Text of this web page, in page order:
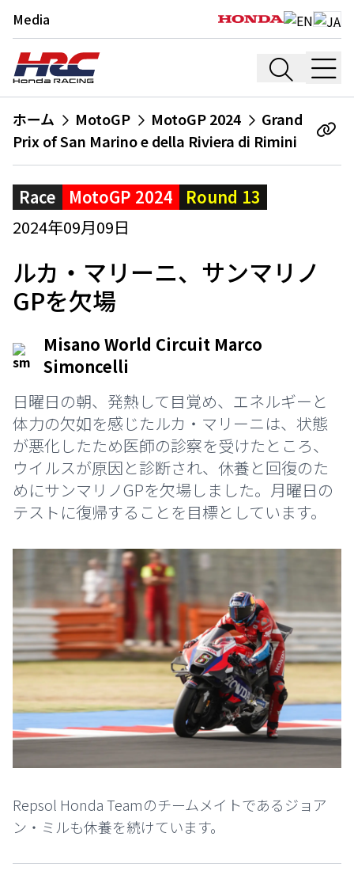
Media
ホーム MotoGP MotoGP 2024
Grand
Prix of San Marino e della Riviera di Rimini
Race MotoGP 2024
Round 13
2024年09月09日
ルカ・マリーニ、サンマリノ
GPを欠場
Misano World Circuit Marco
Simoncelli
日曜日の朝、発熱して目覚め、エネルギーと
体力の欠如を感じたルカ・マリーニは、状態
が悪化したため医師の診察を受けたところ、
ウイルスが原因と診断され、休養と回復のた
めにサンマリノGPを欠場しました。月曜日の
テストに復帰することを目標としています。
Repsol Honda Teamのチームメイトであるジョア
ン・ミルも休養を続けています。